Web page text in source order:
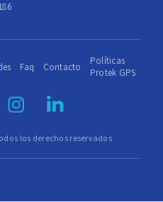
los derechos reservados
Faq Contacto
Políticas
Protek GPS